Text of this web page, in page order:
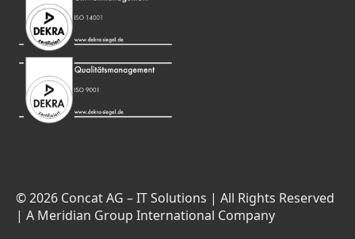
© 2026 Concat AG – IT Solutions | All Rights Reserved
| A Meridian Group International Company